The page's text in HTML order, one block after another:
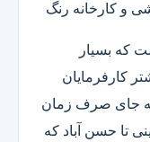
و کارخانه رنگ
که بسیار
کارفرمایان
به جای صرف زمان
تا حسن آباد که